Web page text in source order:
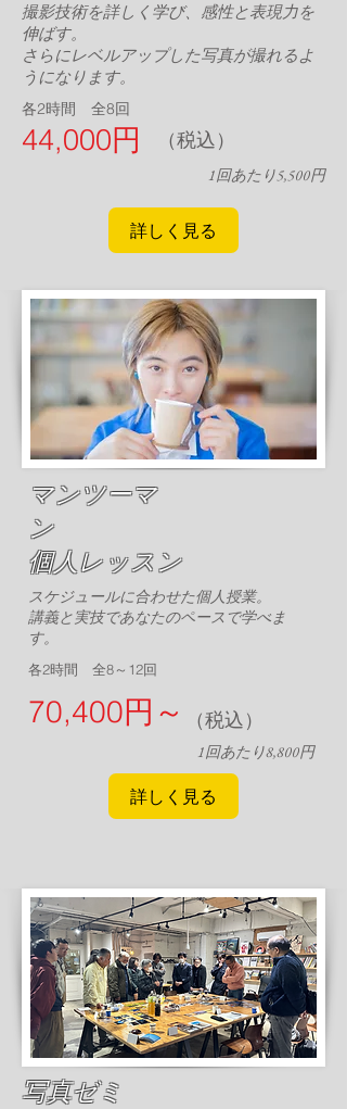
撮影技術を詳しく学び、感性と表現力を
伸ばす。
さらにレベルアップした写真が撮れるよ
うになります。
各2時間 全8回
44,000円 （税込）
​1回あたり5,500円
詳しく見る
マンツーマ
ン
​個人レッスン
スケジュールに合わせた個人授業。
講義と実技であなたのペースで学べま
す。
各2時間 全8～12回
​70,400円～ （税込）
​1回あたり8,800円
詳しく見る
写真ゼミ